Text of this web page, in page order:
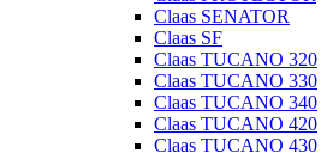
Claas SENATOR
Claas SF
Claas TUCANO 320
Claas TUCANO 330
Claas TUCANO 340
Claas TUCANO 420
Claas TUCANO 430